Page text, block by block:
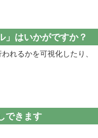
」はいかがですか？
れるかを可視化したり、
できます